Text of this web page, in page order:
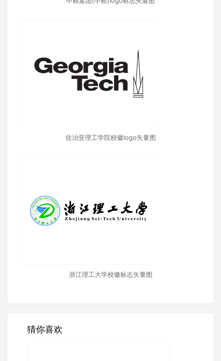
佐治亚理工学院校徽logo矢量图
浙江理工大学校徽标志矢量图
猜你喜欢